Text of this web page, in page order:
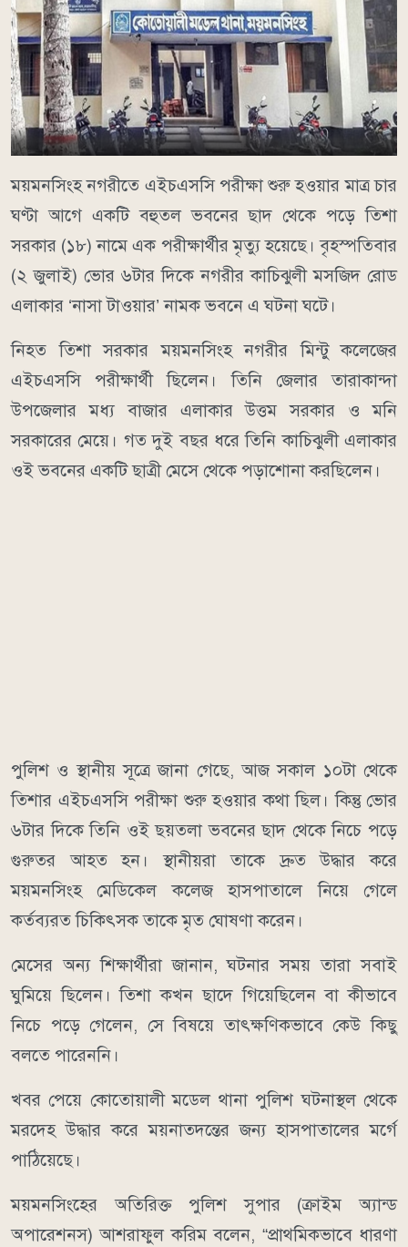
ময়মনসিংহ নগরীতে এইচএসসি পরীক্ষা শুরু হওয়ার মাত্র চার
ঘণ্টা আগে একটি বহুতল ভবনের ছাদ থেকে পড়ে তিশা
সরকার (১৮) নামে এক পরীক্ষার্থীর মৃত্যু হয়েছে। বৃহস্পতিবার
(২ জুলাই) ভোর ৬টার দিকে নগরীর কাচিঝুলী মসজিদ রোড
এলাকার ‘নাসা টাওয়ার’ নামক ভবনে এ ঘটনা ঘটে।
নিহত তিশা সরকার ময়মনসিংহ নগরীর মিন্টু কলেজের
এইচএসসি পরীক্ষার্থী ছিলেন। তিনি জেলার তারাকান্দা
উপজেলার মধ্য বাজার এলাকার উত্তম সরকার ও মনি
সরকারের মেয়ে। গত দুই বছর ধরে তিনি কাচিঝুলী এলাকার
ওই ভবনের একটি ছাত্রী মেসে থেকে পড়াশোনা করছিলেন।
পুলিশ ও স্থানীয় সূত্রে জানা গেছে, আজ সকাল ১০টা থেকে
তিশার এইচএসসি পরীক্ষা শুরু হওয়ার কথা ছিল। কিন্তু ভোর
৬টার দিকে তিনি ওই ছয়তলা ভবনের ছাদ থেকে নিচে পড়ে
গুরুতর আহত হন। স্থানীয়রা তাকে দ্রুত উদ্ধার করে
ময়মনসিংহ মেডিকেল কলেজ হাসপাতালে নিয়ে গেলে
কর্তব্যরত চিকিৎসক তাকে মৃত ঘোষণা করেন।
মেসের অন্য শিক্ষার্থীরা জানান, ঘটনার সময় তারা সবাই
ঘুমিয়ে ছিলেন। তিশা কখন ছাদে গিয়েছিলেন বা কীভাবে
নিচে পড়ে গেলেন, সে বিষয়ে তাৎক্ষণিকভাবে কেউ কিছু
বলতে পারেননি।
খবর পেয়ে কোতোয়ালী মডেল থানা পুলিশ ঘটনাস্থল থেকে
মরদেহ উদ্ধার করে ময়নাতদন্তের জন্য হাসপাতালের মর্গে
পাঠিয়েছে।
ময়মনসিংহের অতিরিক্ত পুলিশ সুপার (ক্রাইম অ্যান্ড
অপারেশনস) আশরাফুল করিম বলেন, “প্রাথমিকভাবে ধারণা